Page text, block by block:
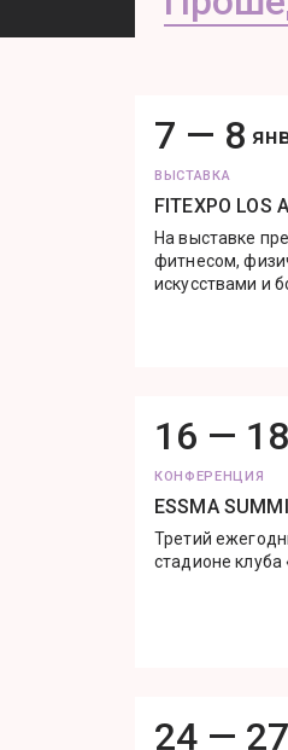
7 — 8
ВЫСТАВКА
FITEXPO LOS
На выставке
фитнесом,
искусствами и
16 — 18
КОНФЕРЕНЦИЯ
ESSMA
Третий
стадионе клуба
24 — 27